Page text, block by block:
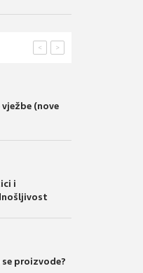
>
<
(nove
i
proizvode?